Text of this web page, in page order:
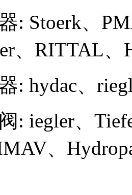
: Stoerk、
、 RITTAL、
: hydac、
: iegler、
、